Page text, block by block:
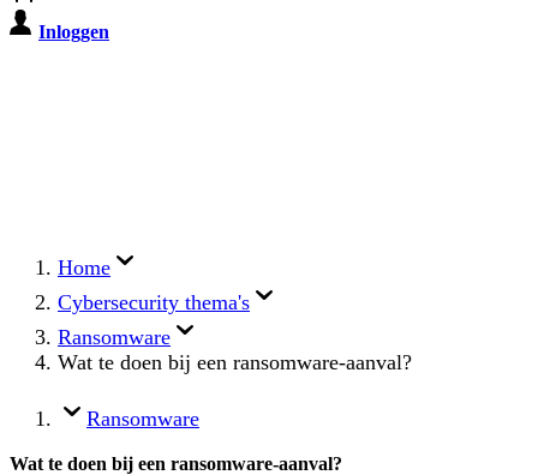
Inloggen
Home
Cybersecurity thema's
Ransomware
Wat te doen bij een ransomware-aanval?
Ransomware
Wat te doen bij een ransomware-aanval?